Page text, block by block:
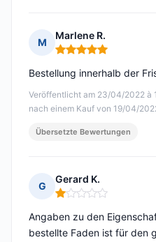
M
Marlene R.
Hinweis: 5 von 5
Veröffentlicht am 23/04/2022 à
nach einem Kauf von 19/04/
Bestellung innerhalb der
Übersetzte Bewertungen
G
Gerard K.
Hinweis: 1 von 5
Angaben zu den
bestellte Faden ist für den